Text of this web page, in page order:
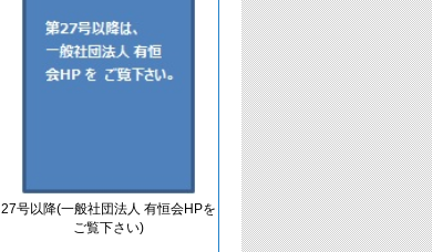
27号以降(一般社団法人 有恒会HPを
ご覧下さい)